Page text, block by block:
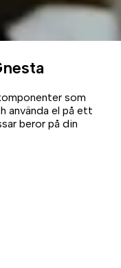
som
använda el på ett
beror på din